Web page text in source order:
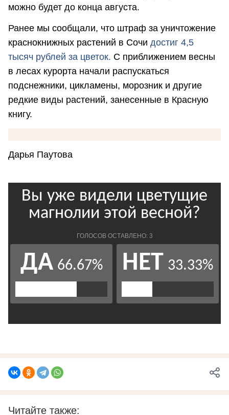
можно будет до конца августа.
Ранее мы сообщали, что штраф за уничтожение
краснокнижных растений в Сочи достиг 4,5
тысяч рублей за цветок. С приближением весны
в лесах курорта начали распускаться
подснежники, цикламены, морозник и другие
редкие виды растений, занесенные в Красную
книгу.
Дарья Паутова
Читайте также: